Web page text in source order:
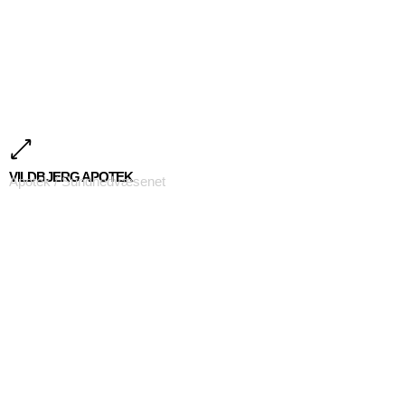
VILDBJERG APOTEK
Apotek / Sundhedvæsenet